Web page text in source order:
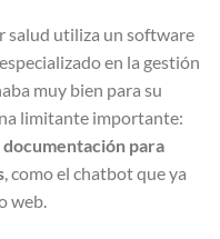
salud utiliza un software
en la gestión
muy bien para su
limitante importante:
documentación para
, como el chatbot que ya
web.